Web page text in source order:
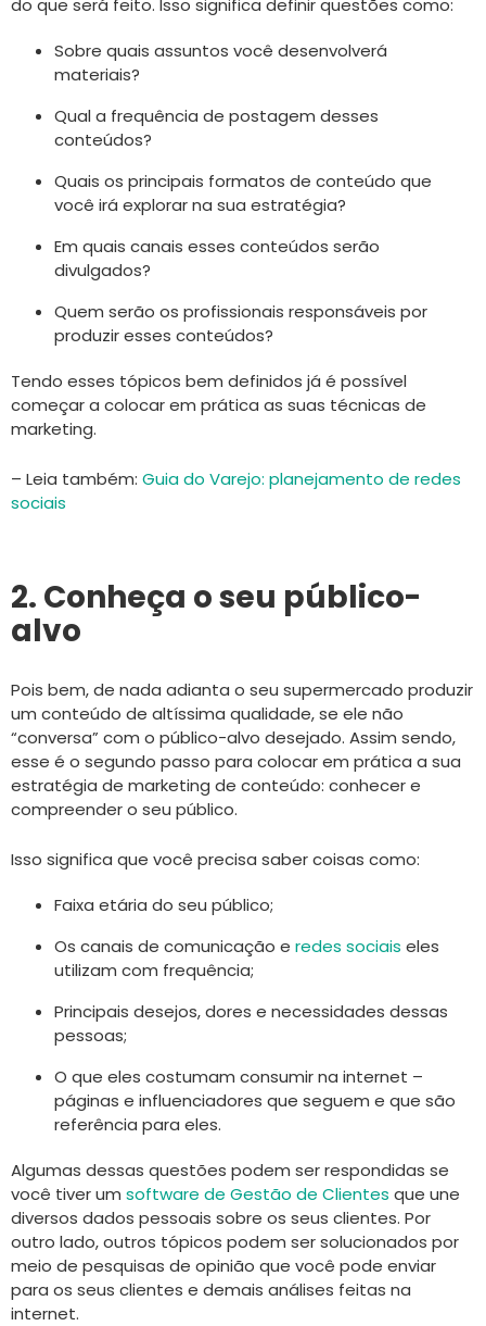
do que será feito. Isso significa definir questões como:
Sobre quais assuntos você desenvolverá
materiais?
Qual a frequência de postagem desses
conteúdos?
Quais os principais formatos de conteúdo que
você irá explorar na sua estratégia?
Em quais canais esses conteúdos serão
divulgados?
Quem serão os profissionais responsáveis por
produzir esses conteúdos?
Tendo esses tópicos bem definidos já é possível
começar a colocar em prática as suas técnicas de
marketing.
– Leia também: Guia do Varejo: planejamento de redes
sociais
2. Conheça o seu público-
alvo
Pois bem, de nada adianta o seu supermercado produzir
um conteúdo de altíssima qualidade, se ele não
“conversa” com o público-alvo desejado. Assim sendo,
esse é o segundo passo para colocar em prática a sua
estratégia de marketing de conteúdo: conhecer e
compreender o seu público.
Isso significa que você precisa saber coisas como:
Faixa etária do seu público;
Os canais de comunicação e redes sociais eles
utilizam com frequência;
Principais desejos, dores e necessidades dessas
pessoas;
O que eles costumam consumir na internet –
páginas e influenciadores que seguem e que são
referência para eles.
Algumas dessas questões podem ser respondidas se
você tiver um software de Gestão de Clientes que une
diversos dados pessoais sobre os seus clientes. Por
outro lado, outros tópicos podem ser solucionados por
meio de pesquisas de opinião que você pode enviar
para os seus clientes e demais análises feitas na
internet.